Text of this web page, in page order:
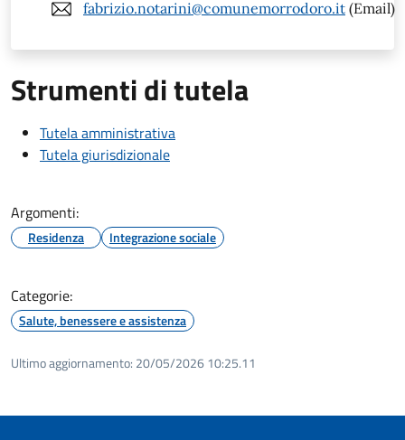
fabrizio.notarini@comunemorrodoro.it (Email)
Strumenti di tutela
Tutela amministrativa
Tutela giurisdizionale
Argomenti:
Residenza Integrazione sociale
Categorie:
Salute, benessere e assistenza
Ultimo aggiornamento: 20/05/2026 10:25.11